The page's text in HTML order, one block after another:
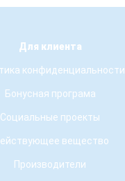
Для клиента
конфиденциальности
Бонусная програма
Социальные проекты
вещество
Производители